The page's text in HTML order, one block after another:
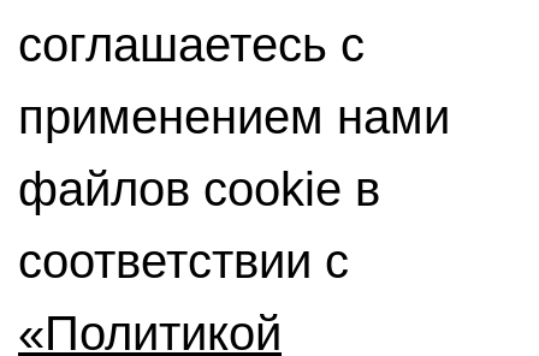
соглашаетесь с
применением нами
файлов cookie в
соответствии с
«Политикой